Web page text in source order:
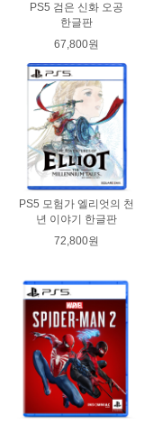
PS5 검은 신화 오공
한글판
67,800원
PS5 모험가 엘리엇의 천
년 이야기 한글판
72,800원